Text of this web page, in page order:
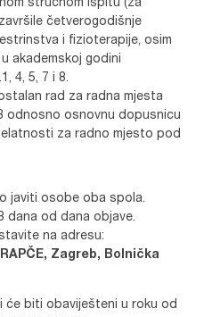
stručnom ispitu (za
četverogodišnje
i fizioterapije, osim
akademskoj godini
4, 5, 7 i 8.
rad za radna mjesta
odnosno osnovnu dopusnicu
za radno mjesto pod
javiti osobe oba spola.
dana od dana objave.
na adresu:
Zagreb, Bolnička
će biti obaviješteni u roku od